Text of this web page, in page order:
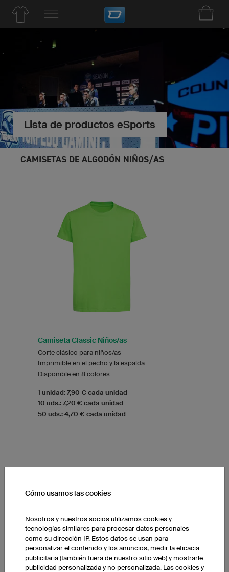
Lista de productos eSports
CAMISETAS DE ALGODÓN NIÑOS/AS
Camiseta Classic Niños/as
Corte clásico para niños/as
Imprimible en el pecho y la espalda
Disponible en 8 colores
1 unidad: 7,90 € cada unidad
10 uds.: 7,20 € cada unidad
50 uds.: 4,70 € cada unidad
Camisetas eSport para
niños
Cómo usamos las cookies
Nosotros y nuestros socios utilizamos cookies y
tecnologías similares para procesar datos personales
como su dirección IP. Estos datos se usan para
personalizar el contenido y los anuncios, medir la eficacia
publicitaria (también fuera de nuestro sitio web) y mostrarle
publicidad personalizada y no personalizada. Las cookies y